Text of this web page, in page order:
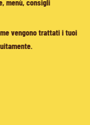
menù, consigli
vengono trattati i tuoi